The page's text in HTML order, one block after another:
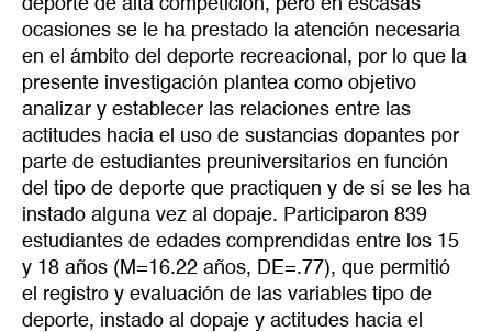
deporte de alta competición, pero en escasas
ocasiones se le ha prestado la atención necesaria
en el ámbito del deporte recreacional, por lo que la
presente investigación plantea como objetivo
analizar y establecer las relaciones entre las
actitudes hacia el uso de sustancias dopantes por
parte de estudiantes preuniversitarios en función
del tipo de deporte que practiquen y de sí se les ha
instado alguna vez al dopaje. Participaron 839
estudiantes de edades comprendidas entre los 15
y 18 años (M=16.22 años, DE=.77), que permitió
el registro y evaluación de las variables tipo de
deporte, instado al dopaje y actitudes hacia el